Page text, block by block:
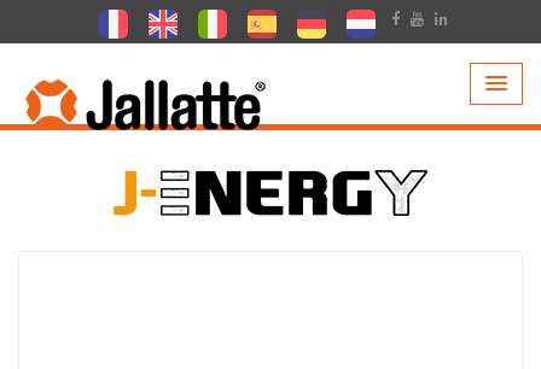
PRODUCTEN >COLLECTIE >